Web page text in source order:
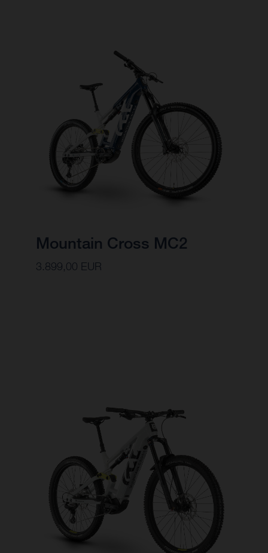
Mountain Cross MC2
3.899,00 EUR